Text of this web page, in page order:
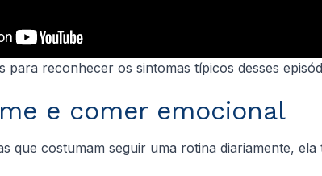
para reconhecer os sintomas típicos desses
e comer emocional
costumam seguir uma rotina diariamente,